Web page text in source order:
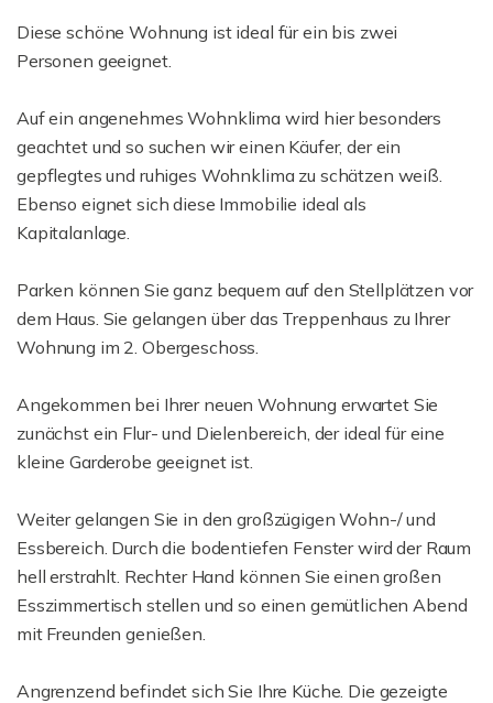
Diese schöne Wohnung ist ideal für ein bis zwei
Personen geeignet.
Auf ein angenehmes Wohnklima wird hier besonders
geachtet und so suchen wir einen Käufer, der ein
gepflegtes und ruhiges Wohnklima zu schätzen weiß.
Ebenso eignet sich diese Immobilie ideal als
Kapitalanlage.
Parken können Sie ganz bequem auf den Stellplätzen vor
dem Haus. Sie gelangen über das Treppenhaus zu Ihrer
Wohnung im 2. Obergeschoss.
Angekommen bei Ihrer neuen Wohnung erwartet Sie
zunächst ein Flur- und Dielenbereich, der ideal für eine
kleine Garderobe geeignet ist.
Weiter gelangen Sie in den großzügigen Wohn-/ und
Essbereich. Durch die bodentiefen Fenster wird der Raum
hell erstrahlt. Rechter Hand können Sie einen großen
Esszimmertisch stellen und so einen gemütlichen Abend
mit Freunden genießen.
Angrenzend befindet sich Sie Ihre Küche. Die gezeigte